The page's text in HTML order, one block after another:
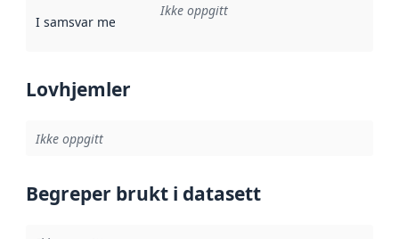
I samsvar med Referanse til en implementasjonsregel
Ikke oppgitt
Lovhjemler
Ikke oppgitt
Begreper brukt i datasett